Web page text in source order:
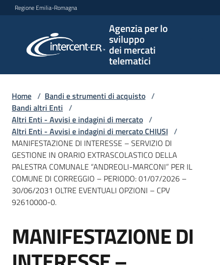
Vai al contenuto
Vai alla navigazione
Vai al footer
Regione Emilia-Romagna
Agenzia per lo
sviluppo
dei mercati
telematici
per lo
sviluppo
telematici
L'Agenzia
Bandi
e
strumenti
acquisto
Home / Bandi e strumenti di acquisto /
Bandi altri Enti /
Altri Enti - Avvisi e indagini di mercato /
Altri Enti - Avvisi e indagini di mercato CHIUSI /
MANIFESTAZIONE DI INTERESSE – SERVIZIO DI
GESTIONE IN ORARIO EXTRASCOLASTICO DELLA
PALESTRA COMUNALE “ANDREOLI-MARCONI” PER IL
COMUNE DI CORREGGIO – PERIODO: 01/07/2026 –
30/06/2031 OLTRE EVENTUALI OPZIONI – CPV
92610000-0.
Salta al contenuto
MANIFESTAZIONE DI